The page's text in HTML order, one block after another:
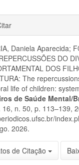
Daniela Aparecida;
DO
DOS
The
life of children:
de Saúde Mental/
16, n. 50, p. 113–139,
2026.
de Citação